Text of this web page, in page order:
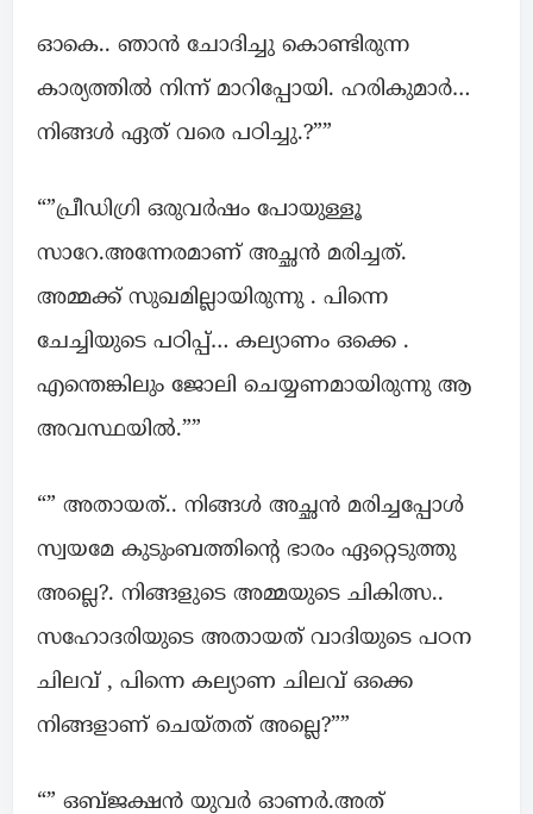
ഓകെ.. ഞാൻ ചോദിച്ചു കൊണ്ടിരുന്ന
കാര്യത്തിൽ നിന്ന് മാറിപ്പോയി. ഹരികുമാർ…
നിങ്ങൾ ഏത് വരെ പഠിച്ചു.?””
“”പ്രീഡിഗ്രി ഒരുവർഷം പോയുള്ളൂ
സാറേ.അന്നേരമാണ് അച്ഛൻ മരിച്ചത്.
അമ്മക്ക് സുഖമില്ലായിരുന്നു . പിന്നെ
ചേച്ചിയുടെ പഠിപ്പ്… കല്യാണം ഒക്കെ .
എന്തെങ്കിലും ജോലി ചെയ്യണമായിരുന്നു ആ
അവസ്ഥയിൽ.””
“” അതായത്.. നിങ്ങൾ അച്ഛൻ മരിച്ചപ്പോൾ
സ്വയമേ കുടുംബത്തിന്റെ ഭാരം ഏറ്റെടുത്തു
അല്ലെ?. നിങ്ങളുടെ അമ്മയുടെ ചികിത്സ..
സഹോദരിയുടെ അതായത് വാദിയുടെ പഠന
ചിലവ് , പിന്നെ കല്യാണ ചിലവ് ഒക്കെ
നിങ്ങളാണ് ചെയ്തത് അല്ലെ?””
“” ഒബ്ജക്ഷൻ യുവർ ഓണർ.അത്